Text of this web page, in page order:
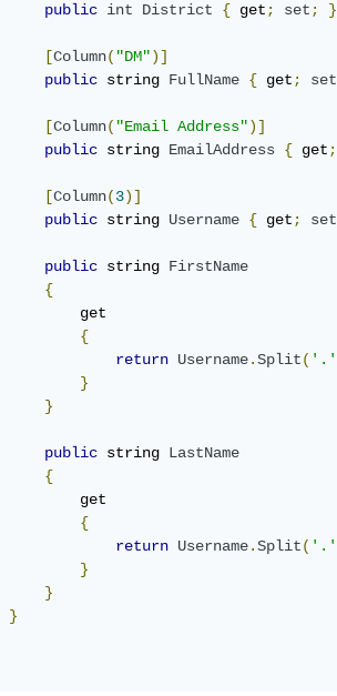
public int District { get ; set ; }
[Column( "DM")]
public string FullName { get ; set
[Column( "Email Address")]
public string EmailAddress { get ;
[Column(3)]
public string Username { get ; set
public string FirstName
{
get
{
return Username.Split( '.'
}
}
public string LastName
{
get
{
return Username.Split( '.'
}
}
}